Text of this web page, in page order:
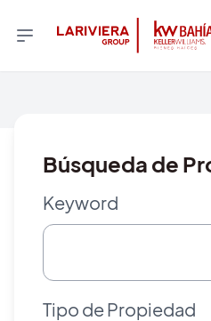
Búsqueda de
Keyword
Tipo de Propiedad